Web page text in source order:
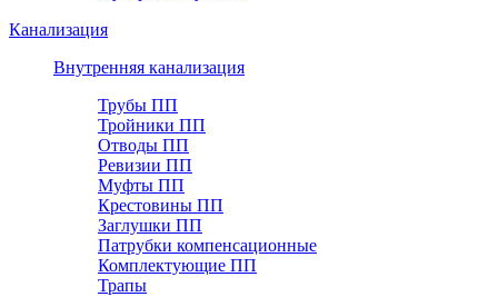
Канализация
Внутренняя канализация
Трубы ПП
Тройники ПП
Отводы ПП
Ревизии ПП
Муфты ПП
Крестовины ПП
Заглушки ПП
Патрубки компенсационные
Комплектующие ПП
Трапы